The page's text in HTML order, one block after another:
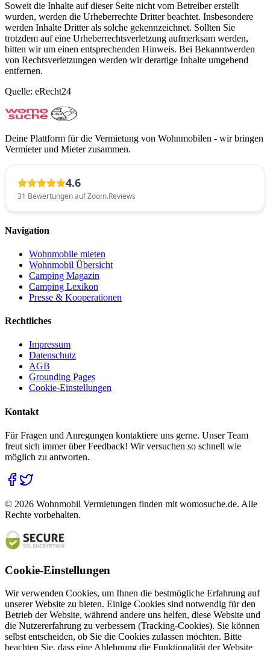
Soweit die Inhalte auf dieser Seite nicht vom Betreiber erstellt
wurden, werden die Urheberrechte Dritter beachtet. Insbesondere
werden Inhalte Dritter als solche gekennzeichnet. Sollten Sie
trotzdem auf eine Urheberrechtsverletzung aufmerksam werden,
bitten wir um einen entsprechenden Hinweis. Bei Bekanntwerden
von Rechtsverletzungen werden wir derartige Inhalte umgehend
entfernen.
Quelle: eRecht24
Deine Plattform für die Vermietung von Wohnmobilen - wir bringen
Vermieter und Mieter zusammen.
4.6
31 Bewertungen auf Zoom.Reviews
Navigation
Wohnmobile mieten
Wohnmobil Übersicht
Camping Magazin
Camping Lexikon
Presse & Kooperationen
Rechtliches
Impressum
Datenschutz
AGB
Grounding Pages
Cookie-Einstellungen
Kontakt
Für Fragen und Anregungen kontaktiere uns gerne. Unser Team
freut sich immer über Feedback! Wir versuchen so schnell wie
möglich zu antworten.
© 2026 Wohnmobil Vermietungen finden mit womosuche.de. Alle
Rechte vorbehalten.
Cookie-Einstellungen
Wir verwenden Cookies, um Ihnen die bestmögliche Erfahrung auf
unserer Website zu bieten. Einige Cookies sind notwendig für den
Betrieb der Website, während andere uns helfen, diese Website und
die Nutzererfahrung zu verbessern (Tracking-Cookies). Sie können
selbst entscheiden, ob Sie die Cookies zulassen möchten. Bitte
beachten Sie, dass eine Ablehnung die Funktionalität der Website